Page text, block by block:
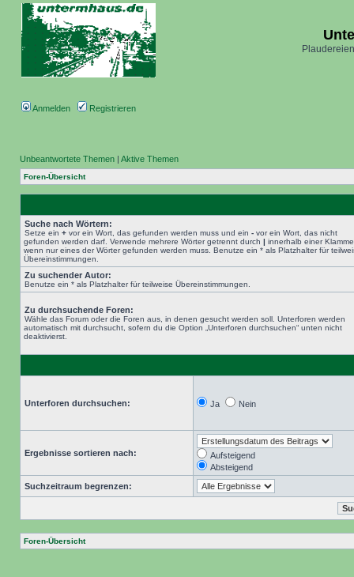
Anmelden Registrieren
Unbeantwortete Themen | Aktive Themen
Foren-Übersicht
Suche nach Wörtern:
Setze ein + vor ein Wort, das gefunden werden muss und ein - vor ein Wort, das nicht
gefunden werden darf. Verwende mehrere Wörter getrennt durch | innerhalb einer
wenn nur eines der Wörter gefunden werden muss. Benutze ein * als Platzhalter für
Übereinstimmungen.
Zu suchender Autor:
Benutze ein * als Platzhalter für teilweise Übereinstimmungen.
Zu durchsuchende Foren:
Wähle das Forum oder die Foren aus, in denen gesucht werden soll. Unterforen werden
automatisch mit durchsucht, sofern du die Option „Unterforen durchsuchen“ unten nicht
deaktivierst.
Unterforen durchsuchen: Ja Nein
Ergebnisse sortieren nach:
Aufsteigend
Absteigend
Suchzeitraum begrenzen:
Foren-Übersicht